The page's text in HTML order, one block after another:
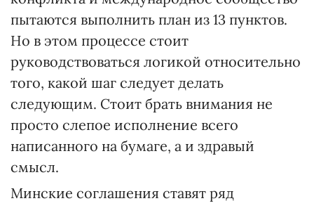
пытаются выполнить план из 13 пунктов.
Но в этом процессе стоит
руководствоваться логикой относительно
того, какой шаг следует делать
следующим. Стоит брать внимания не
просто слепое исполнение всего
написанного на бумаге, а и здравый
смысл.
Минские соглашения ставят ряд